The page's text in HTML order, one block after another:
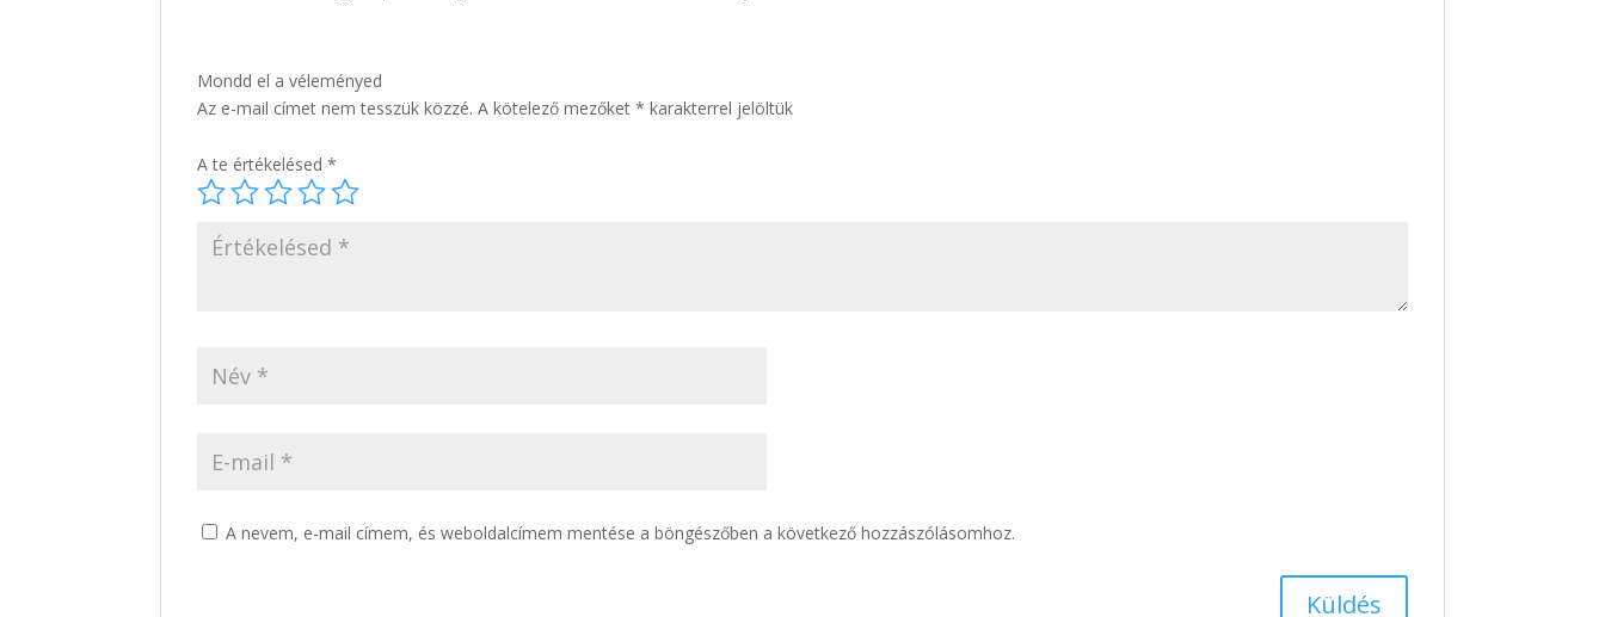
Mondd el a véleményed
Az e-mail címet nem tesszük közzé. A kötelező mezőket* karakterrel jelöltük
A te értékelésed*
A nevem, e-mail címem, és weboldalcímem mentése a böngészőben a következő hozzászólásomhoz.